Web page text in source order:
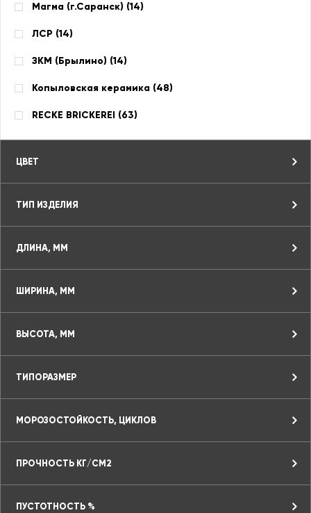
Магма (г.Саранск) (14)
ЛСР (14)
ЗКМ (Брылино) (14)
Копыловская керамика (48)
RECKE BRICKEREI (63)
ЦВЕТ
ТИП ИЗДЕЛИЯ
ДЛИНА, ММ
ШИРИНА, ММ
ВЫСОТА, ММ
ТИПОРАЗМЕР
МОРОЗОСТОЙКОСТЬ, ЦИКЛОВ
ПРОЧНОСТЬ КГ/СМ2
ПУСТОТНОСТЬ %